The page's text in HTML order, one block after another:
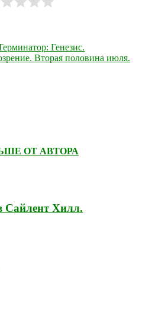
Генезис.
Вторая половина июля.
ОТ АВТОРА
Сайлент Хилл.